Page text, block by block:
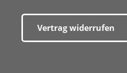
Vertrag widerrufen